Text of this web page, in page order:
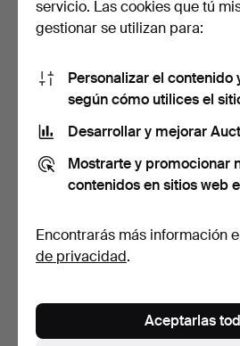
UN PAR DE
CANDELABROS
FRANCESES PLATEADOS
350 USD
16.
DE
74
servicio. Las cookies que tú
gestionar se utilizan para:
Personalizar el contenido
según cómo utilices el
Desarrollar y mejorar
Mostrarte y promocionar
contenidos en sitios web
Encontrarás más información
de privacidad.
Aceptarlas